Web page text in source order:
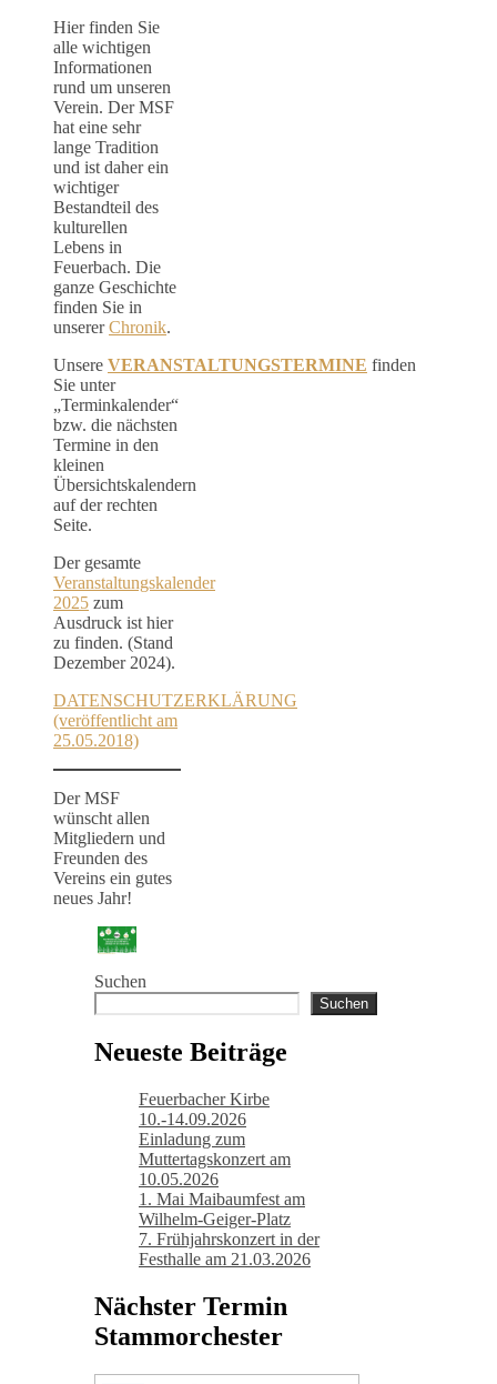
Hier finden Sie
alle wichtigen
Informationen
rund um unseren
Verein. Der MSF
hat eine sehr
lange Tradition
und ist daher ein
wichtiger
Bestandteil des
kulturellen
Lebens in
Feuerbach. Die
ganze Geschichte
finden Sie in
unsererChronik.
Unsere VERANSTALTUNGSTERMINE finden
Sie unter
„Terminkalender“
bzw. die nächsten
Termine in den
kleinen
Übersichtskalendern
auf der rechten
Seite.
Der gesamte
Veranstaltungskalender
2025 zum
Ausdruck ist hier
zu finden. (Stand
Dezember 2024).
DATENSCHUTZERKLÄRUNG
(veröffentlicht am
25.05.2018)
Der MSF
wünscht allen
Mitgliedern und
Freunden des
Vereins ein gutes
neues Jahr!
Suchen
Suchen
Neueste Beiträge
Feuerbacher Kirbe
10.-14.09.2026
Einladung zum
Muttertagskonzert am
10.05.2026
1. Mai Maibaumfest am
Wilhelm-Geiger-Platz
7. Frühjahrskonzert in der
Festhalle am 21.03.2026
Nächster Termin
Stammorchester